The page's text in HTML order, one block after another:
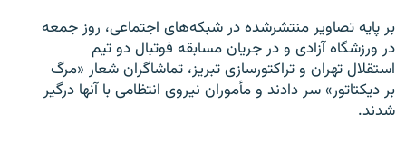
بر پایه تصاویر منتشرشده در شبکه‌های اجتماعی، روز جمعه
در ورزشگاه آزادی و در جریان مسابقه فوتبال دو تیم
استقلال تهران و تراکتورسازی تبریز، تماشاگران شعار «مرگ
بر دیکتاتور» سر دادند و مأموران نیروی انتظامی با آنها درگیر
شدند.